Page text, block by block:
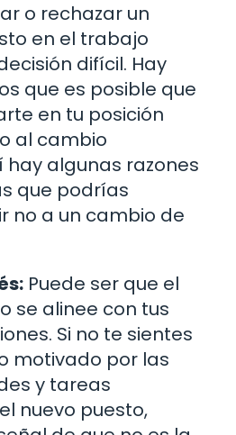
o rechazar un
en el trabajo
difícil. Hay
que es posible que
en tu posición
al cambio
hay algunas razones
que podrías
no a un cambio de
Puede ser que el
se alinee con tus
Si no te sientes
motivado por las
y tareas
nuevo puesto,